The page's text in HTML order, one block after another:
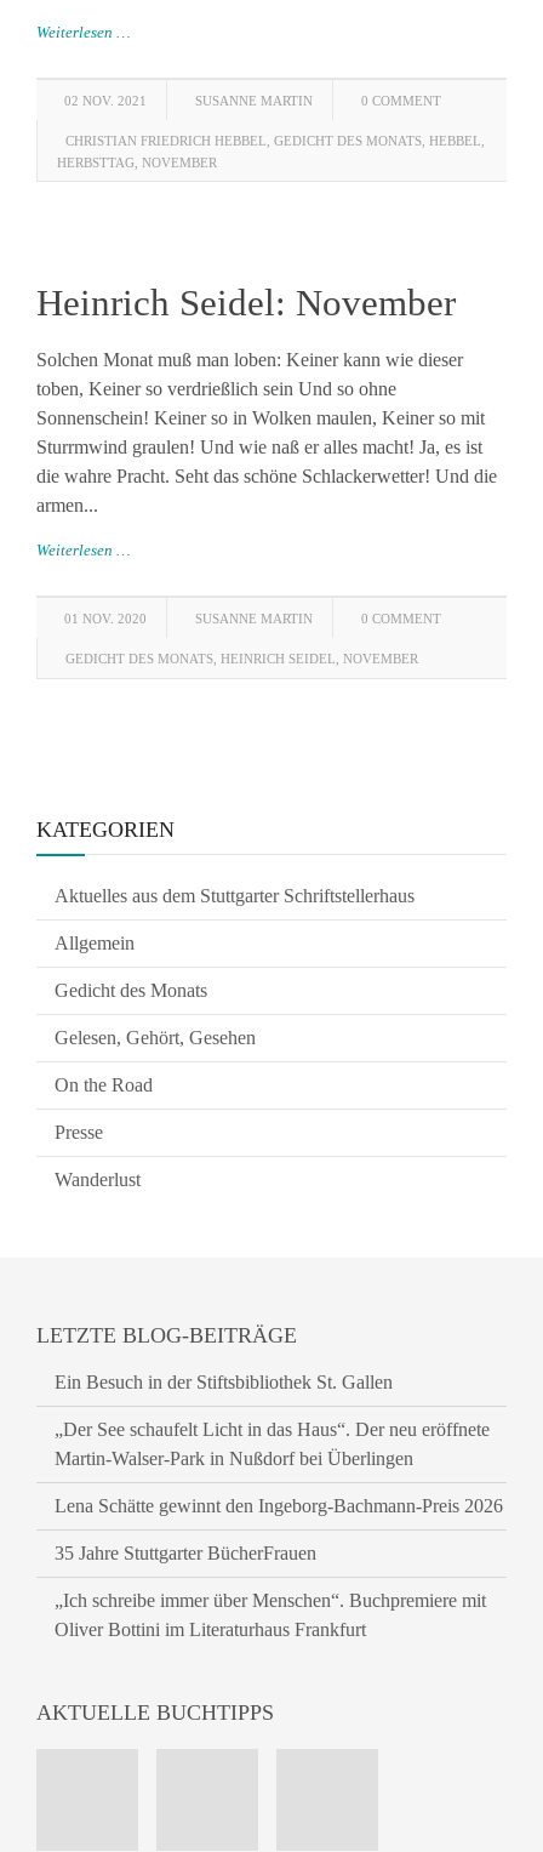
Weiterlesen …
02 NOV. 2021 SUSANNE MARTIN 0 COMMENT
CHRISTIAN FRIEDRICH HEBBEL GEDICHT DES MONATS HEBBEL
HERBSTTAG NOVEMBER
Heinrich Seidel: November
Solchen Monat muß man loben: Keiner kann wie dieser
toben, Keiner so verdrießlich sein Und so ohne
Sonnenschein! Keiner so in Wolken maulen, Keiner so mit
Sturrmwind graulen! Und wie naß er alles macht! Ja, es ist
die wahre Pracht. Seht das schöne Schlackerwetter! Und die
armen...
Weiterlesen …
01 NOV. 2020 SUSANNE MARTIN 0 COMMENT
GEDICHT DES MONATS HEINRICH SEIDEL NOVEMBER
KATEGORIEN
Aktuelles aus dem Stuttgarter Schriftstellerhaus
Allgemein
Gedicht des Monats
Gelesen, Gehört, Gesehen
On the Road
Presse
Wanderlust
LETZTE BLOG-BEITRÄGE
Ein Besuch in der Stiftsbibliothek St. Gallen
„Der See schaufelt Licht in das Haus“. Der neu eröffnete
Martin-Walser-Park in Nußdorf bei Überlingen
Lena Schätte gewinnt den Ingeborg-Bachmann-Preis 2026
35 Jahre Stuttgarter BücherFrauen
„Ich schreibe immer über Menschen“. Buchpremiere mit
Oliver Bottini im Literaturhaus Frankfurt
AKTUELLE BUCHTIPPS